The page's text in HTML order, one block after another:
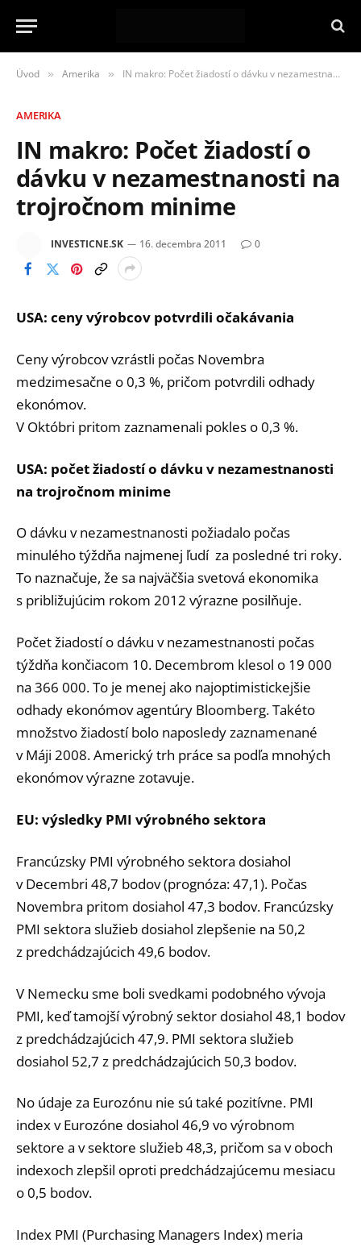
Úvod » Amerika » IN makro: Počet žiadostí o dávku v nezamestnanosti na trojročnom minime
AMERIKA
IN makro: Počet žiadostí o
dávku v nezamestnanosti na
trojročnom minime
INVESTICNE.SK 16. decembra 2011 0
USA: ceny výrobcov potvrdili očakávania
Ceny výrobcov vzrástli počas Novembra
medzimesačne o 0,3 %, pričom potvrdili odhady
ekonómov.
V Októbri pritom zaznamenali pokles o 0,3 %.
USA: počet žiadostí o dávku v nezamestnanosti
na trojročnom minime
O dávku v nezamestnanosti požiadalo počas
minulého týždňa najmenej ľudí za posledné tri roky.
To naznačuje, že sa najväčšia svetová ekonomika
s približujúcim rokom 2012 výrazne posilňuje.
Počet žiadostí o dávku v nezamestnanosti počas
týždňa končiacom 10. Decembrom klesol o 19 000
na 366 000. To je menej ako najoptimistickejšie
odhady ekonómov agentúry Bloomberg. Takéto
množstvo žiadostí bolo naposledy zaznamenané
v Máji 2008. Americký trh práce sa podľa mnohých
ekonómov výrazne zotavuje.
EU: výsledky PMI výrobného sektora
Francúzsky PMI výrobného sektora dosiahol
v Decembri 48,7 bodov (prognóza: 47,1). Počas
Novembra pritom dosiahol 47,3 bodov. Francúzsky
PMI sektora služieb dosiahol zlepšenie na 50,2
z predchádzajúcich 49,6 bodov.
V Nemecku sme boli svedkami podobného vývoja
PMI, keď tamojší výrobný sektor dosiahol 48,1 bodov
z predchádzajúcich 47,9. PMI sektora služieb
dosiahol 52,7 z predchádzajúcich 50,3 bodov.
No údaje za Eurozónu nie sú také pozitívne. PMI
index v Eurozóne dosiahol 46,9 vo výrobnom
sektore a v sektore služieb 48,3, pričom sa v oboch
indexoch zlepšil oproti predchádzajúcemu mesiacu
o 0,5 bodov.
Index PMI (Purchasing Managers Index) meria